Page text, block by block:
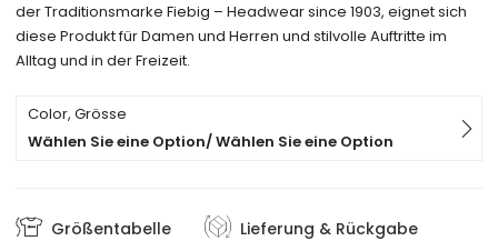
der Traditionsmarke Fiebig – Headwear since 1903, eignet sich
diese Produkt für Damen und Herren und stilvolle Auftritte im
Alltag und in der Freizeit.
Color, Grösse
Wählen Sie eine Option/ Wählen Sie eine Option
Größentabelle Lieferung & Rückgabe